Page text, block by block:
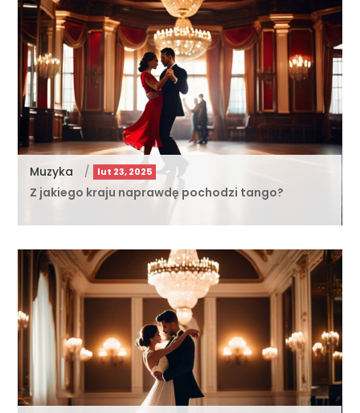
Muzyka / lut 23, 2025
Z jakiego kraju naprawdę pochodzi tango?